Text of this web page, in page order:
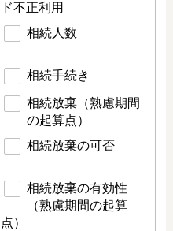
ド不正利用
相続人数
相続手続き
相続放棄（熟慮期間
の起算点）
相続放棄の可否
相続放棄の有効性
（熟慮期間の起算
点）